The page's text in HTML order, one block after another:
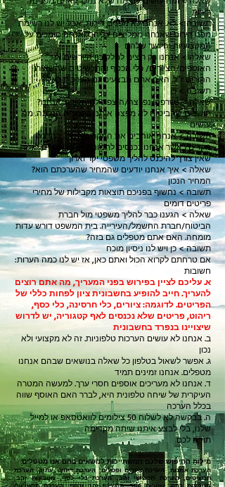
דירות
תשובה > לא. אנחנו לא מפנים דירות, אבל יש לנו רשימת
מפני דירות שאנחנו ממליצים עליהם ואנחנו סומכים על
המקצועיות והיושר שלהם
שאלה > אנחנו רק רוצים לחלק בין היורשים את
האוספים/הציורים/ כלי הכסף והתכשיטים שהשאירו
ההורים ז"ל. האם אתם מבצעים גם הערכות כאלו?מ
תשובה > כן
?שאלה > נשרפה/נפרצה/הוצפה לנו הדירה. אנחנו
חושבים שהביטוח לא מפצה אותנו בתמורה הנכונה. מה
עושים
תשובה > אנחנו אוהבים את המקרים האלו. בהרבה
מקרים כאשר אנחנו נכנסים לתמונה, אתם עשויים לגלות
שאין צורך להיכנס להליך משפטי יקר וארוך
?שאלה > איך אנחנו יודעים שהמחיר שהערכתם הוא
המחיר הנכון
תשובה > נחשוף בפניכם תוצאות מקבילות של מחירי
פריטים דומים
שאלה > הגענו כבר להליך משפטי מול חברת
הביטוח/חברת החשמל/העירייה. בית המשפט דורש עדות
מומחה. האם אתם מטפלים גם בזה?מ
תשובה > כן ויש לנו ניסיון מוכח
:אם טרחתם לקרוא הכול ואתם כאן, אז יש לנו כמה הערות
חשובות
א. עליכם לציין בפירוש בפני המעריך, מה אתם רוצים
להעריך. חייב להופיע בחשבונית ציון לפחות כללי של
הפריטים. לדוגמה: ציורים, כלי חרסינה, כלי כסף,
ריהוט, פריטים שלא נכנסים לאף קטגוריה, יש לדרוש
שיצויינו בנפרד בחשבונית
ב. אנחנו לא עושים הערכות טלפוניות. זה לא מקצועי ולא
נכון
ג. אפשר לשאול בטלפון כל שאלה בנושאים שבהם אנחנו
מטפלים. אנחנו זמינים תמיד
ד. אנחנו לא מעריכים אוספים חסרי ערך. למעשה המטרה
העיקרית של שיחה טלפונית היא, לברר האם האוסף שווה
בכלל הערכה
ה. בבקשה לא לשלוח 50 צילומים לוואטס
אפ או למייל
שלנו, בלי לבצע איתנו שיחה מקדימה
תודה לכם
: מילות החיפוש שלכם המשתייכות לנושאים בהם אנו מטפלים
הערכת אמנות, הערכת ציורים ופסלים, הערכת ריהוט עתיק, הערכת
תכשיטים, הערכת תכשיטי זהב, הערכת כלי כסף, מטבעות זהב,
מטבעות כסף, שטרות כסף, תכשיטי זהב וכסף, הערכת תכשיטים